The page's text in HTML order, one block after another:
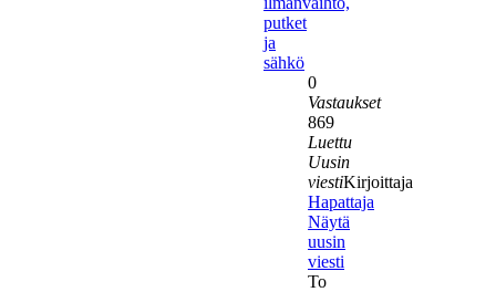
putket
ja
sähkö
0
Vastaukset
869
Luettu
Uusin
viestiKirjoittaja
Hapattaja
Näytä
uusin
viesti
To